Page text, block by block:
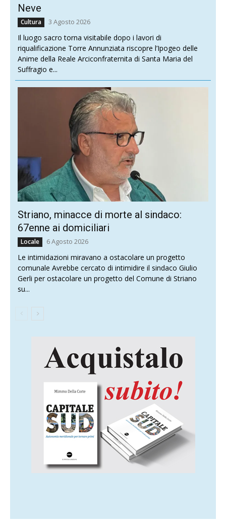
Neve
Cultura 3 Agosto 2026
Il luogo sacro torna visitabile dopo i lavori di
riqualificazione Torre Annunziata riscopre l’Ipogeo delle
Anime della Reale Arciconfraternita di Santa Maria del
Suffragio e...
Striano, minacce di morte al sindaco:
67enne ai domiciliari
Locale 6 Agosto 2026
Le intimidazioni miravano a ostacolare un progetto
comunale Avrebbe cercato di intimidire il sindaco Giulio
Gerli per ostacolare un progetto del Comune di Striano
su...